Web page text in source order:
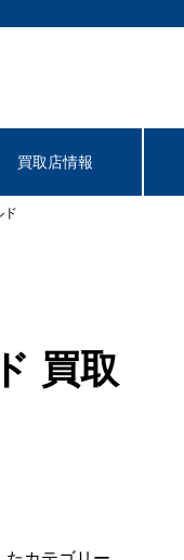
買取店情報
ド
買取